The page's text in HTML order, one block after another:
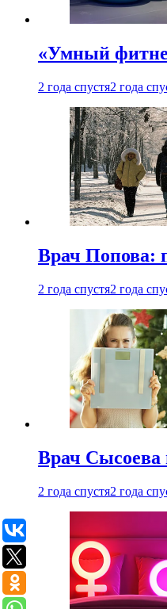
«Умный
2 года спустя2 года
Врач Попова:
2 года спустя2 года
Врач Сысоева
2 года спустя2 года